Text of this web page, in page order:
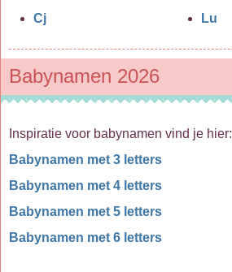
Cj
Lu
Babynamen 2026
Inspiratie voor babynamen vind je hier:
Babynamen met 3 letters
Babynamen met 4 letters
Babynamen met 5 letters
Babynamen met 6 letters